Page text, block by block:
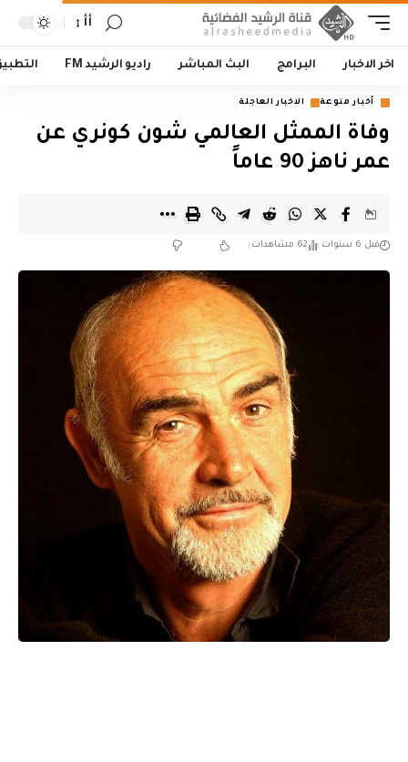
أأ
اخر الاخبار البرامج البث المباشر راديو الرشيد FM
أخبار منوعة الاخبار العاجلة
وفاة الممثل العالمي شون كونري عن
عمر ناهز 90 عاماً
قبل 6 سنوات 62 مشاهدات